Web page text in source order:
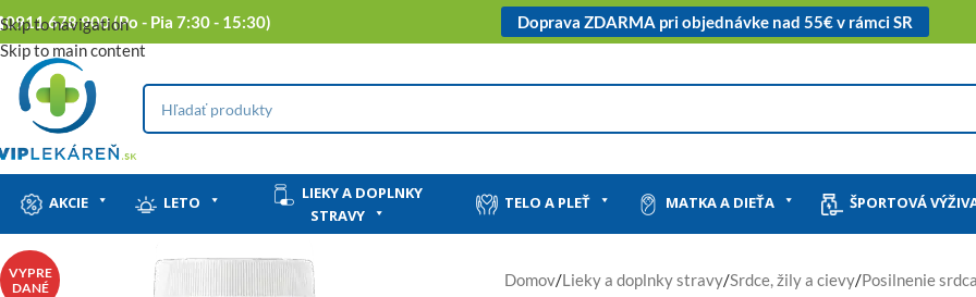
Skip to navigation
Skip to main content
0911 678 900 (Po - Pia 7:30 - 15:30) Doprava ZDARMA pri objednávke nad 55€ v rámci SR
AKCIE LETO
LIEKY A DOPLNKY
STRAVY
TELO A PLEŤ MATKA A DIEŤA ŠPORTOVÁ
VYPRE
DANÉ
Domov/Lieky a doplnky stravy/Srdce, žily a cievy/Posilnenie srdca